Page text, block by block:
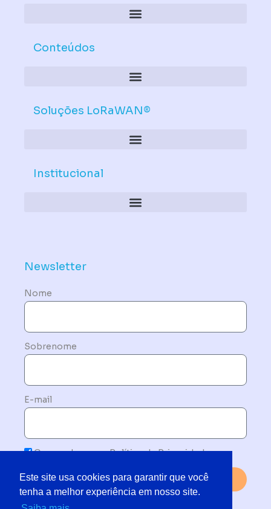
Este site usa cookies para garantir que você
tenha a melhor experiência em nosso site.
Conteúdos
Soluções LoRaWAN®
Institucional
Newsletter
Nome
Sobrenome
E-mail
Concordo com a Política de Privacidade
Enviar